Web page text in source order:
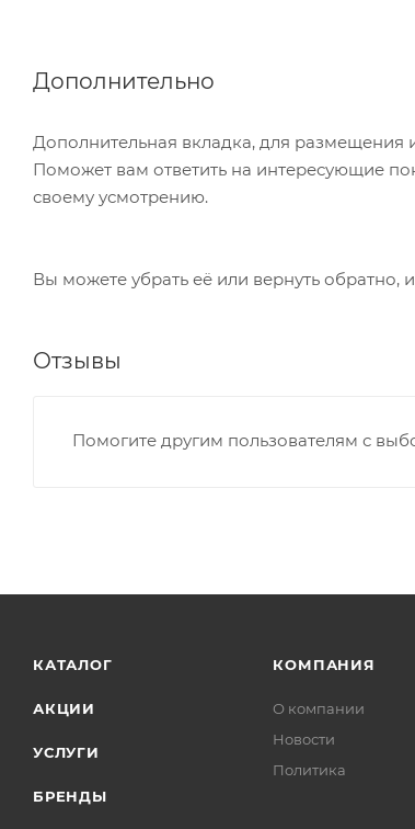
Дополнительно
Дополнительная вкладка, для размещения
Поможет вам ответить на интересующие
своему усмотрению.
Вы можете убрать её или вернуть обратно,
Отзывы
Помогите другим пользователям с
КАТАЛОГ
АКЦИИ
УСЛУГИ
БРЕНДЫ
КОМПАНИЯ
О компании
Новости
Политика